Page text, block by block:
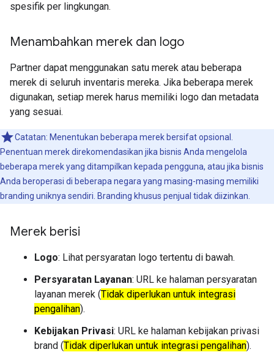
spesifik per lingkungan.
Menambahkan merek dan logo
Partner dapat menggunakan satu merek atau beberapa
merek di seluruh inventaris mereka. Jika beberapa merek
digunakan, setiap merek harus memiliki logo dan metadata
yang sesuai.
Catatan: Menentukan beberapa merek bersifat opsional.
Penentuan merek direkomendasikan jika bisnis Anda mengelola
beberapa merek yang ditampilkan kepada pengguna, atau jika bisnis
Anda beroperasi di beberapa negara yang masing-masing memiliki
branding uniknya sendiri. Branding khusus penjual tidak diizinkan.
Merek berisi
Logo: Lihat persyaratan logo tertentu di bawah.
Persyaratan Layanan: URL ke halaman persyaratan
layanan merek (Tidak diperlukan untuk integrasi
pengalihan).
Kebijakan Privasi: URL ke halaman kebijakan privasi
brand (Tidak diperlukan untuk integrasi pengalihan).